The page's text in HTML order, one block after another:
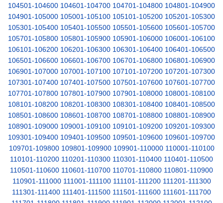
104501-104600 104601-104700 104701-104800 104801-104900
104901-105000 105001-105100 105101-105200 105201-105300
105301-105400 105401-105500 105501-105600 105601-105700
105701-105800 105801-105900 105901-106000 106001-106100
106101-106200 106201-106300 106301-106400 106401-106500
106501-106600 106601-106700 106701-106800 106801-106900
106901-107000 107001-107100 107101-107200 107201-107300
107301-107400 107401-107500 107501-107600 107601-107700
107701-107800 107801-107900 107901-108000 108001-108100
108101-108200 108201-108300 108301-108400 108401-108500
108501-108600 108601-108700 108701-108800 108801-108900
108901-109000 109001-109100 109101-109200 109201-109300
109301-109400 109401-109500 109501-109600 109601-109700
109701-109800 109801-109900 109901-110000 110001-110100
110101-110200 110201-110300 110301-110400 110401-110500
110501-110600 110601-110700 110701-110800 110801-110900
110901-111000 111001-111100 111101-111200 111201-111300
111301-111400 111401-111500 111501-111600 111601-111700